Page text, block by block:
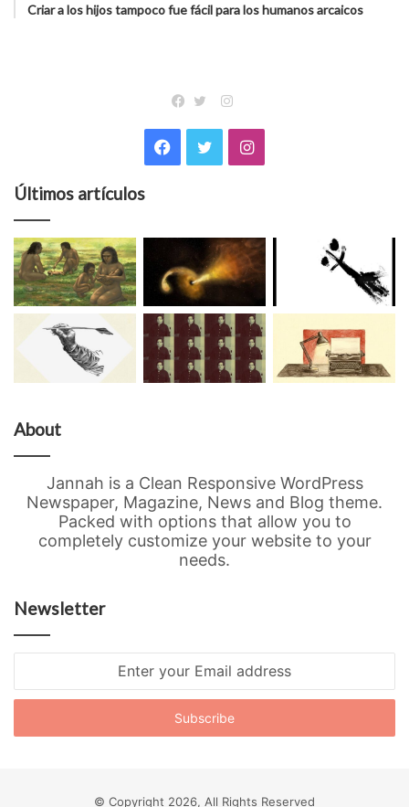
Criar a los hijos tampoco fue fácil para los humanos arcaicos
Instagram
Facebook
TwitterInstagram
Últimos artículos
About
Jannah is a Clean Responsive WordPress
Newspaper, Magazine, News and Blog theme.
Packed with options that allow you to
completely customize your website to your
needs.
Newsletter
Email
© Copyright 2026, All Rights Reserved